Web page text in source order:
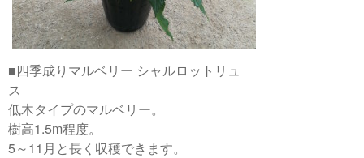
■四季成りマルベリー シャルロットリュ
ス
低木タイプのマルベリー。
樹高1.5m程度。
5～11月と長く収穫できます。